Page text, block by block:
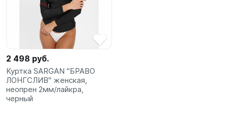
2 498 руб.
Куртка SARGAN "БРАВО
ЛОНГСЛИВ" женская,
неопрен 2мм/лайкра,
черный